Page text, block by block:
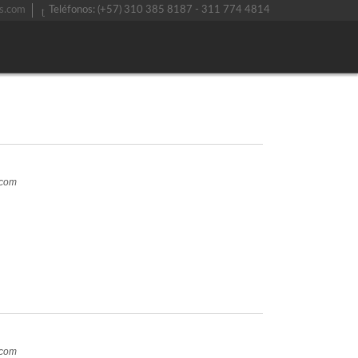
Teléfonos: (+57) 310 385 8187 - 311 774 4814